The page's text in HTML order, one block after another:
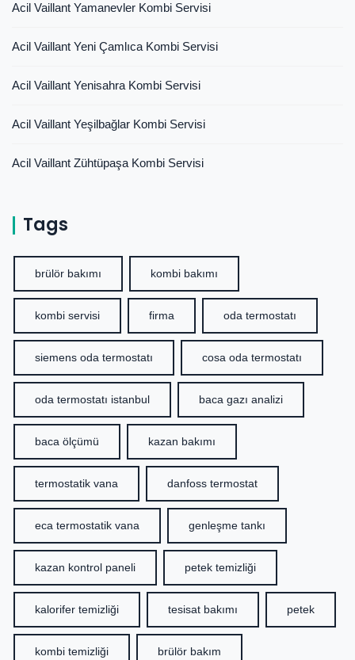
Acil Vaillant Yamanevler Kombi Servisi
Acil Vaillant Yeni Çamlıca Kombi Servisi
Acil Vaillant Yenisahra Kombi Servisi
Acil Vaillant Yeşilbağlar Kombi Servisi
Acil Vaillant Zühtüpaşa Kombi Servisi
Tags
brülör bakımı kombi bakımı
kombi servisi firma oda termostatı
siemens oda termostatı cosa oda termostatı
oda termostatı istanbul baca gazı analizi
baca ölçümü kazan bakımı
termostatik vana danfoss termostat
eca termostatik vana genleşme tankı
kazan kontrol paneli petek temizliği
kalorifer temizliği tesisat bakımı petek
kombi temizliği brülör bakım